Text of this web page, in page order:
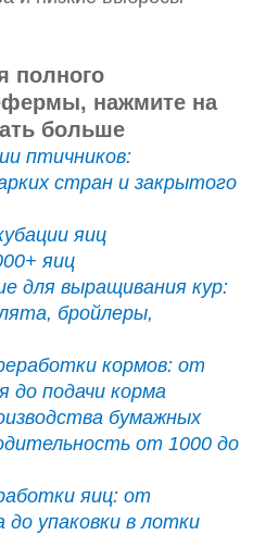
полного
нажмите на
больше
птичников:
стран и закрытого
яиц
яиц
для выращивания кур:
бройлеры,
кормов: от
до подачи корма
бумажных
от 1000 до
яиц: от
упаковки в лотки